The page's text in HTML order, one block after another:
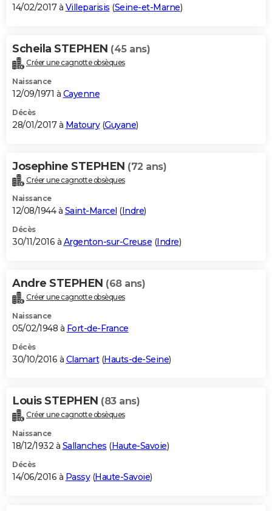
14/02/2017 à Villeparisis (Seine-et-Marne)
Scheila STEPHEN (45 ans)
Créer une cagnotte obsèques
Naissance
12/09/1971 à Cayenne
Décès
28/01/2017 à Matoury(Guyane)
Josephine STEPHEN (72 ans)
Créer une cagnotte obsèques
Naissance
12/08/1944 à Saint-Marcel (Indre)
Décès
30/11/2016 à Argenton-sur-Creuse (Indre)
Andre STEPHEN (68 ans)
Créer une cagnotte obsèques
Naissance
05/02/1948 à Fort-de-France
Décès
30/10/2016 à Clamart(Hauts-de-Seine)
Louis STEPHEN (83 ans)
Créer une cagnotte obsèques
Naissance
18/12/1932 à Sallanches (Haute-Savoie)
Décès
14/06/2016 à Passy(Haute-Savoie)